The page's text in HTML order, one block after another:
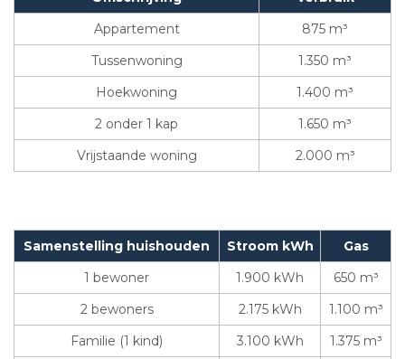
Appartement
875 m³
Tussenwoning
1.350 m³
Hoekwoning
1.400 m³
2 onder 1 kap
1.650 m³
Vrijstaande woning
2.000 m³
Samenstelling huishouden Stroom kWh
Gas
1 bewoner
1.900 kWh
650 m³
2 bewoners
2.175 kWh
1.100 m³
Familie (1 kind)
3.100 kWh
1.375 m³